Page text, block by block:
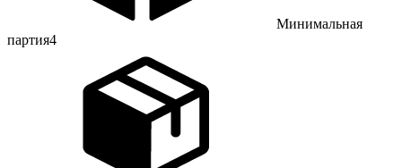
Минимальная
партия4